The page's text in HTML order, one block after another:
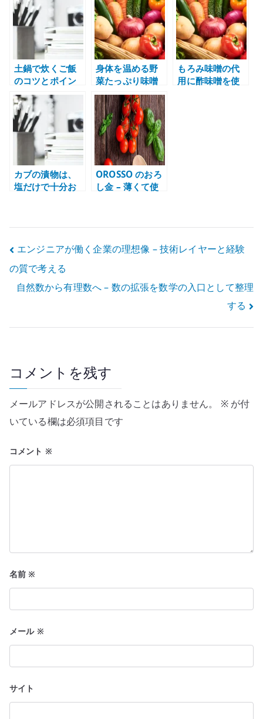
だくさんスープ
き出す
土鍋で炊くご飯
のコツとポイン
ト – 浸水・火加
減・蒸らしで失
敗を減らす
身体を温める野
菜たっぷり味噌
鍋のレシピ
もろみ味噌の代
用に酢味噌を使
カブの漬物は、
塩だけで十分お
OROSSO のおろ
し金 – 薄くて使
投
稿
ナ
ビ
ー
シ
ョ
ン
エンジニアが働く企業の理想像 – 技術レイヤーと経験
の質で考える
自然数から有理数へ – 数の拡張を数学の入口として整理
する
コメントを残す
メールアドレスが公開されることはありません。 ※が付
いている欄は必須項目です
コメント ※
名前※
メール ※
サイト